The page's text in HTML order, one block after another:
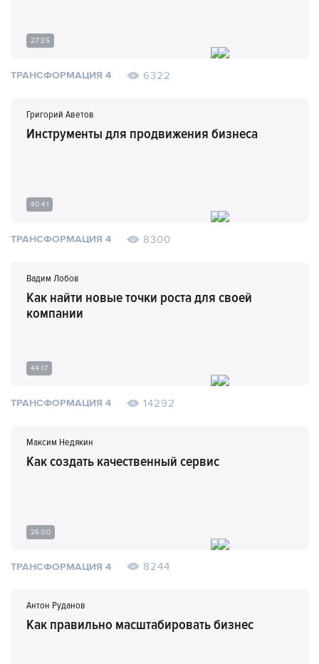
27:35
ТРАНСФОРМАЦИЯ 4 6322
Григорий Аветов
Инструменты для продвижения бизнеса
40:41
ТРАНСФОРМАЦИЯ 4 8300
Вадим Лобов
Как найти новые точки роста для своей
компании
44:17
ТРАНСФОРМАЦИЯ 4 14292
Максим Недякин
Как создать качественный сервис
26:00
ТРАНСФОРМАЦИЯ 4 8244
Антон Руданов
Как правильно масштабировать бизнес